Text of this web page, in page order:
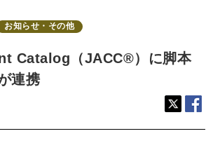
お知らせ・その他
Catalog（JACC®）に脚本
連携